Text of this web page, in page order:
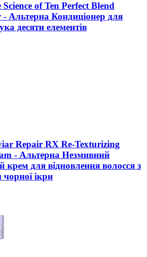
of Ten Perfect Blend
Альтерна Кондиціонер для
десяти елементів
Repair RX Re-Texturizing
- Альтерна Незмивний
крем для відновлення волосся з
чорної ікри